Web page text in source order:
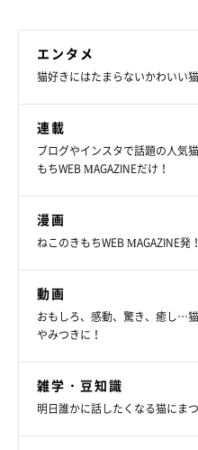
「起きてる間はいつも側にいるおふ
@Neko2Obasan
安心できるずっとのおうちを
も大好きな飼い主さんとつく
ていってほしいですね。
関連記事:
ですね」と反響
紹介するのは、X（旧
していた愛猫・きなこ
ター写真。1枚目には
様子がおさめられてい
んですが、飼い主さん
エンタメ
猫好きにはたまらないかわいい
連載
ブログやインスタで話題の人気
もちWEB MAGAZINEだけ！
漫画
ねこのきもちWEB MAGAZINE
動画
おもしろ、感動、驚き、癒し…
やみつきに！
雑学・豆知識
明日誰かに話したくなる猫にま